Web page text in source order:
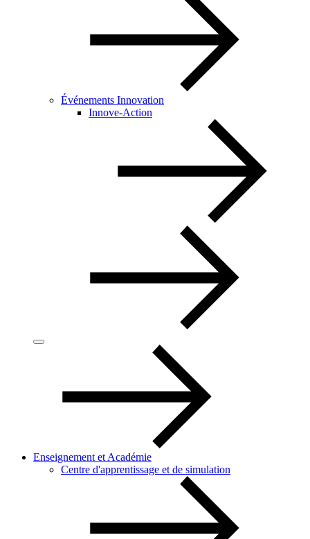
Événements Innovation
Innove-Action
Enseignement et Académie
Centre d'apprentissage et de simulation